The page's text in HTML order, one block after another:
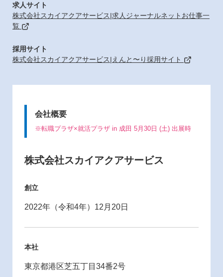
求人サイト
株式会社スカイアクアサービス|求人ジャーナルネットお仕事一
覧
採用サイト
株式会社スカイアクアサービス|えんと〜り採用サイト
会社概要
※転職プラザ×就活プラザ in 成田 5月30日 (土) 出展時
株式会社スカイアクアサービス
創立
2022年（令和4年）12月20日
本社
東京都港区芝五丁目34番2号